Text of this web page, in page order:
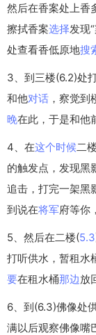
然后在香案处上香
擦拭香案选择发现
处查看香低原地搜
3、到三楼(6.2)处
和他对话 ，察觉到
晚在此，于是和他
4、在这个时候二
的触发点，发现黑
追击，打完一架黑
到说在将军府等你
5、然后在二楼(5.3
打听供水，暂租水
要在租水桶那边放
6、到(6.3)佛像处
满以后观察佛像嘴